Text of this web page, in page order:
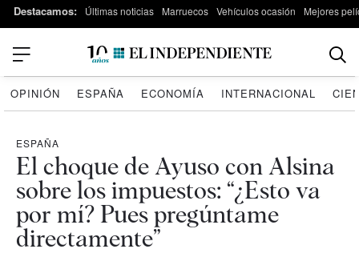
Destacamos: Últimas noticias Marruecos Vehículos ocasión Mejores
OPINIÓN ESPAÑA ECONOMÍA INTERNACIONAL
ESPAÑA
El choque de Ayuso con Alsina
sobre los impuestos: “¿Esto va
por mí? Pues pregúntame
directamente”